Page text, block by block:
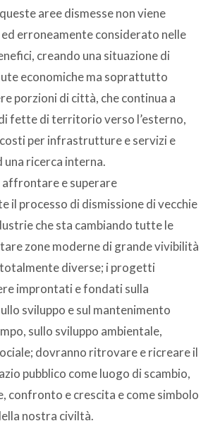
aree dismesse non viene
erroneamente considerato nelle
creando una situazione di
economiche ma soprattutto
porzioni di città, che continua a
fette di territorio verso l’esterno,
per infrastrutture e servizi e
una ricerca interna.
affrontare e superare
il processo di dismissione di vecchie
che sta cambiando tutte le
zone moderne di grande vivibilità
diverse; i progetti
improntati e fondati sulla
sviluppo e sul mantenimento
sullo sviluppo ambientale,
dovranno ritrovare e ricreare il
pubblico come luogo di scambio,
confronto e crescita e come simbolo
nostra civiltà.